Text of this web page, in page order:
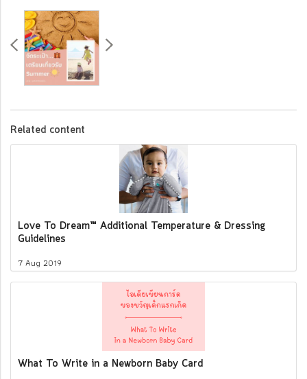
Related content
Love To Dream™ Additional Temperature & Dressing
Guidelines
7 Aug 2019
What To Write in a Newborn Baby Card